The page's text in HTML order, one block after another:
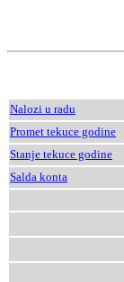
Nalozi u radu
Promet tekuce godine
Stanje tekuce godine
Salda konta